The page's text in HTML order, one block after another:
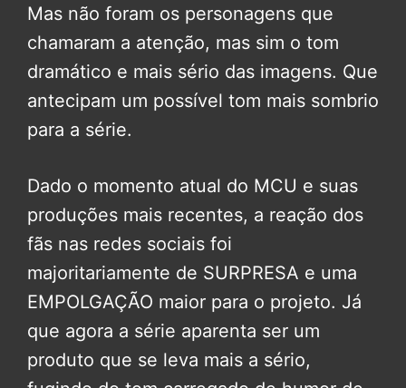
Mas não foram os personagens que
chamaram a atenção, mas sim o tom
dramático e mais sério das imagens. Que
antecipam um possível tom mais sombrio
para a série.
Dado o momento atual do MCU e suas
produções mais recentes, a reação dos
fãs nas redes sociais foi
majoritariamente de SURPRESA e uma
EMPOLGAÇÃO maior para o projeto. Já
que agora a série aparenta ser um
produto que se leva mais a sério,